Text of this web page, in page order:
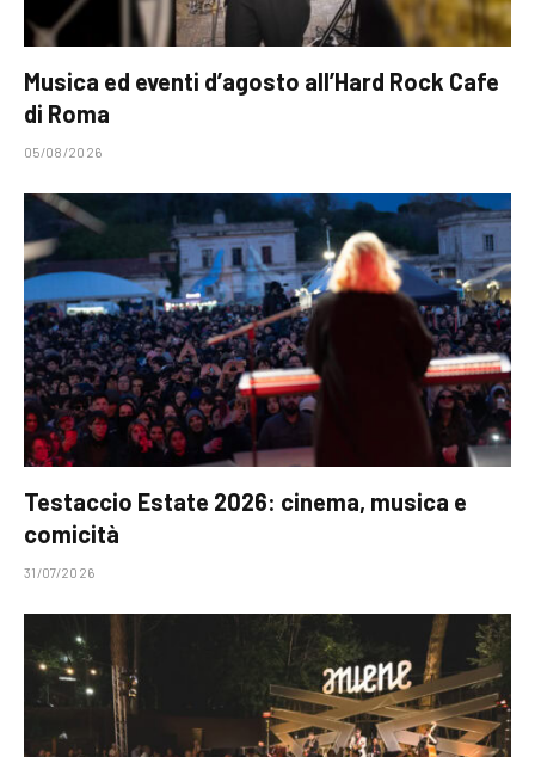
Musica ed eventi d’agosto all’Hard Rock Cafe
di Roma
05/08/2026
Testaccio Estate 2026: cinema, musica e
comicità
31/07/2026